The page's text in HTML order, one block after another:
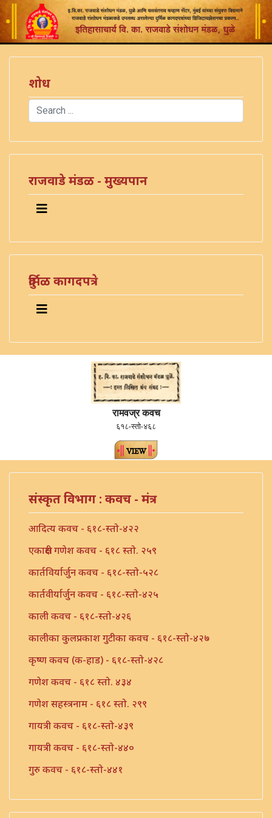
शोध
Search
राजवाडे मंडळ - मुख्यपान
दुर्मिळ कागदपत्रे
रामवज्र कवच
६१८-स्तो-४६८
संस्कृत विभाग : कवच - मंत्र
आदित्य कवच - ६१८-स्तो-४२२
एकाक्षरी गणेश कवच - ६१८ स्तो. २५९
कार्तविर्यार्जुन कवच - ६१८-स्तो-५२८
कार्तवीर्यार्जुन कवच - ६१८-स्तो-४२५
काली कवच - ६१८-स्तो-४२६
कालीका कुलप्रकाश गुटीका कवच - ६१८-स्तो-४२७
कृष्ण कवच (क-हाड) - ६१८-स्तो-४२८
गणेश कवच - ६१८ स्तो. ४३४
गणेश सहस्त्रनाम - ६१८ स्तो. २९९
गायत्री कवच - ६१८-स्तो-४३९
गायत्री कवच - ६१८-स्तो-४४०
गुरु कवच - ६१८-स्तो-४४१
तुलसी कवच - ६१८-स्तो-४४३